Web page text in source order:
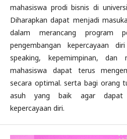
mahasiswa prodi bisnis di
Diharapkan dapat menjadi
dalam merancang program
pengembangan kepercayaan
speaking, kepemimpinan, dan
mahasiswa dapat terus
secara optimal. serta bagi orang
asuh yang baik agar dapat
kepercayaan diri.